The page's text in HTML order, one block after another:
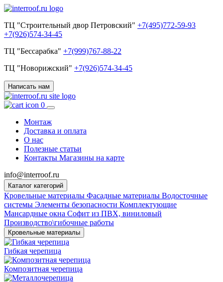
ТЦ "Строительный двор Петровский" +7(495)772-59-93
+7(926)574-34-45
ТЦ "Бессарабка" +7(999)767-88-22
ТЦ "Новорижский" +7(926)574-34-45
Написать нам
0
Монтаж
Доставка и оплата
О нас
Полезные статьи
Контакты Магазины на карте
info@interroof.ru
Каталог категорий
Кровельные материалы Фасадные материалы Водосточные
системы Элементы безопасности Комплектующие
Мансардные окна Софит из ПВХ, виниловый
Производство\гибочные работы
Кровельные материалы
Гибкая черепица
Композитная черепица